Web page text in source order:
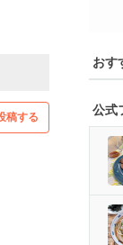
稿する
おす
公式